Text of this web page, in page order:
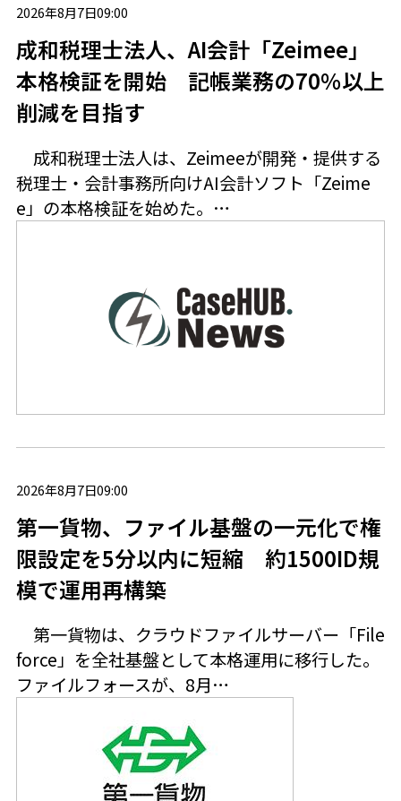
2026年8月7日09:00
成和税理士法人、AI会計「Zeimee」
本格検証を開始 記帳業務の70％以上
削減を目指す
成和税理士法人は、Zeimeeが開発・提供する
税理士・会計事務所向けAI会計ソフト「Zeime
e」の本格検証を始めた。…
2026年8月7日09:00
第一貨物、ファイル基盤の一元化で権
限設定を5分以内に短縮 約1500ID規
模で運用再構築
第一貨物は、クラウドファイルサーバー「File
force」を全社基盤として本格運用に移行した。
ファイルフォースが、8月…